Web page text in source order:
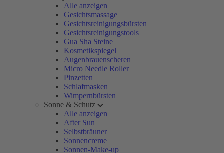
Alle anzeigen
Gesichtsmassage
Gesichtsreinigungsbürsten
Gesichtsreinigungstools
Gua Sha Steine
Kosmetikspiegel
Augenbrauenscheren
Micro Needle Roller
Pinzetten
Schlafmasken
Wimpernbürsten
Sonne & Schutz
Alle anzeigen
After Sun
Selbstbräuner
Sonnencreme
Sonnen-Make-up